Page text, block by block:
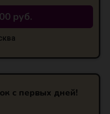
руб.
с первых дней!